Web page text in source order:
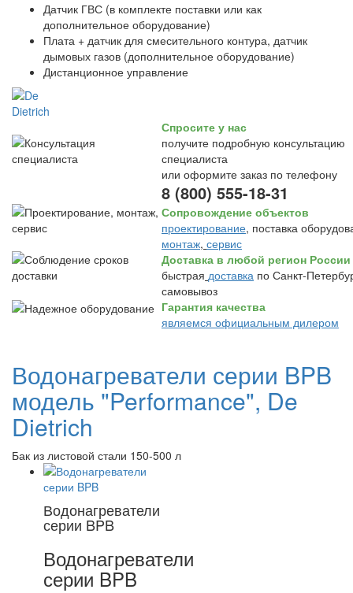
Датчик ГВС (в комплекте поставки или как
дополнительное оборудование)
Плата + датчик для смесительного контура, датчик
дымовых газов (дополнительное оборудование)
Дистанционное управление
Спросите у нас
получите подробную консультацию
специалиста
или оформите заказ по телефону
8 (800) 555-18-31
Сопровождение объектов
проектирование, поставка
монтаж, сервис
Доставка в любой регион России
быстрая доставка по Санкт-
самовывоз
Гарантия качества
являемся официальным дилером
Водонагреватели серии BPB
модель "Performance", De
Dietrich
Бак из листовой стали 150-500 л
Водонагреватели
серии BPB
Водонагреватели
серии BPB